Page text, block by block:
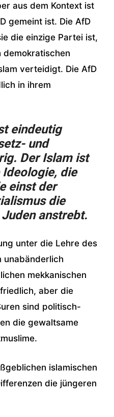
aus dem Kontext ist
gemeint ist. Die AfD
die einzige Partei ist,
demokratischen
verteidigt. Die AfD
in ihrem
eindeutig
und
Der Islam ist
die
einst der
die
anstrebt.
unter die Lehre des
unabänderlich
mekkanischen
aber die
sind politisch-
die gewaltsame
islamischen
die jüngeren